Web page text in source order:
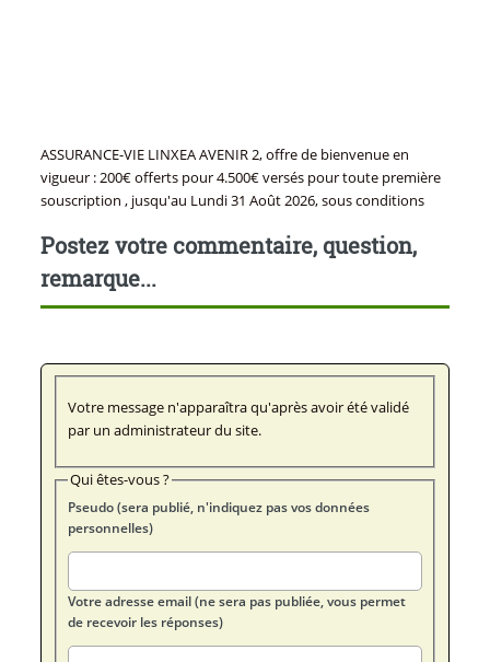
ASSURANCE-VIE LINXEA AVENIR 2, offre de bienvenue en
vigueur : 200€ offerts pour 4.500€ versés pour toute première
souscription , jusqu'au Lundi 31 Août 2026, sous conditions
Postez votre commentaire, question,
remarque...
Votre message n'apparaîtra qu'après avoir été validé
par un administrateur du site.
Qui êtes-vous ?
Pseudo (sera publié, n'indiquez pas vos données
personnelles)
Votre adresse email (ne sera pas publiée, vous permet
de recevoir les réponses)